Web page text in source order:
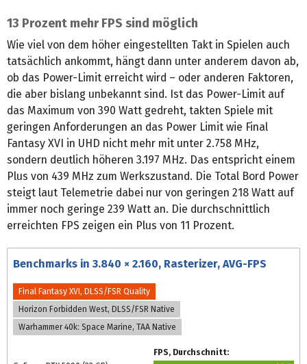
13 Prozent mehr FPS sind möglich
Wie viel von dem höher eingestellten Takt in Spielen auch
tatsächlich ankommt, hängt dann unter anderem davon ab,
ob das Power-Limit erreicht wird – oder anderen Faktoren,
die aber bislang unbekannt sind. Ist das Power-Limit auf
das Maximum von 390 Watt gedreht, takten Spiele mit
geringen Anforderungen an das Power Limit wie Final
Fantasy XVI in UHD nicht mehr mit unter 2.758 MHz,
sondern deutlich höheren 3.197 MHz. Das entspricht einem
Plus von 439 MHz zum Werkszustand. Die Total Bord Power
steigt laut Telemetrie dabei nur von geringen 218 Watt auf
immer noch geringe 239 Watt an. Die durchschnittlich
erreichten FPS zeigen ein Plus von 11 Prozent.
Benchmarks in 3.840 × 2.160, Rasterizer, AVG-FPS
Final Fantasy XVI, DLSS/FSR Quality
Horizon Forbidden West, DLSS/FSR Native
Warhammer 40k: Space Marine, TAA Native
FPS, Durchschnitt: